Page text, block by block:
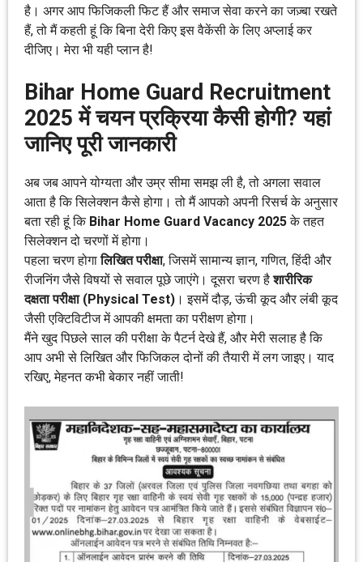
है। अगर आप फिजिकली फिट हैं और समाज सेवा करने का जज़्बा रखते
हैं, तो मैं कहती हूं कि बिना देरी किए इस वैकेंसी के लिए अप्लाई कर
दीजिए। मेरा भी यही प्लान है!
Bihar Home Guard Recruitment
2025 में चयन प्रक्रिया कैसी होगी? यहां
जानिए पूरी जानकारी
अब जब आपने योग्यता और उम्र सीमा समझ ली है, तो अगला सवाल
आता है कि सिलेक्शन कैसे होगा। तो मैं आपको अपनी रिसर्च के अनुसार
बता रही हूं कि Bihar Home Guard Vacancy 2025के तहत
सिलेक्शन दो चरणों में होगा।
पहला चरण होगालिखित परीक्षा, जिसमें सामान्य ज्ञान, गणित, हिंदी और
रीजनिंग जैसे विषयों से सवाल पूछे जाएंगे। दूसरा चरण हैशारीरिक
दक्षता परीक्षा (Physical Test) । इसमें दौड़, ऊंची कूद और लंबी कूद
जैसी एक्टिविटीज में आपकी क्षमता का परीक्षण होगा।
मैंने खुद पिछले साल की परीक्षा के पैटर्न देखे हैं, और मेरी सलाह है कि
आप अभी से लिखित और फिजिकल दोनों की तैयारी में लग जाइए। याद
रखिए, मेहनत कभी बेकार नहीं जाती!